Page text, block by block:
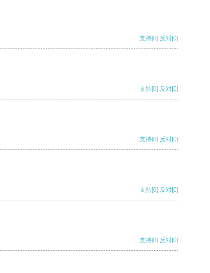
支持[0] 反对[0]
支持[0] 反对[0]
支持[0] 反对[0]
支持[0] 反对[0]
支持[0] 反对[0]